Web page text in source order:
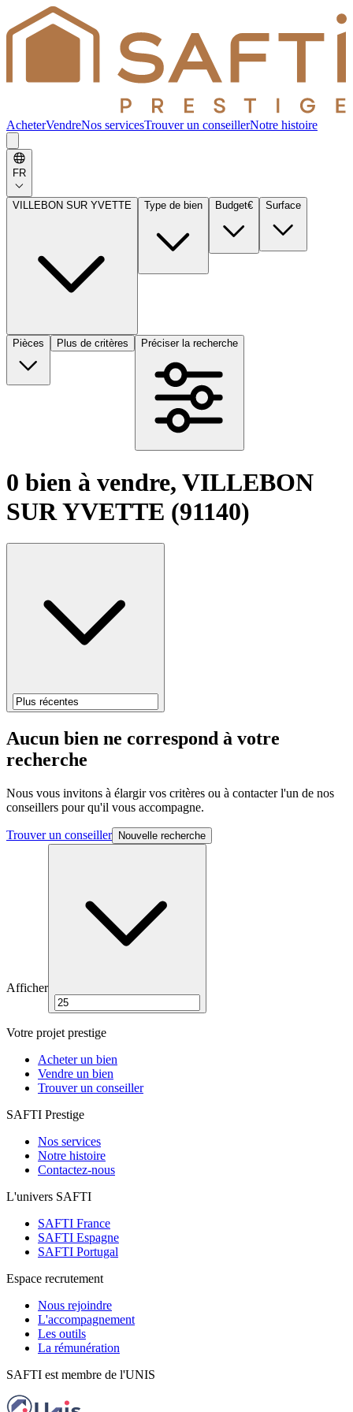
AcheterVendreNos servicesTrouver un conseillerNotre histoire
FR
VILLEBON SUR YVETTE Type de bien Budget€ Surface
Pièces Plus de critères Préciser la recherche
0 bien à vendre, VILLEBON
SUR YVETTE (91140)
Aucun bien ne correspond à votre
recherche
Nous vous invitons à élargir vos critères ou à contacter l'un de nos
conseillers pour qu'il vous accompagne.
Trouver un conseiller Nouvelle recherche
Afficher
Votre projet prestige
Acheter un bien
Vendre un bien
Trouver un conseiller
SAFTI Prestige
Nos services
Notre histoire
Contactez-nous
L'univers SAFTI
SAFTI France
SAFTI Espagne
SAFTI Portugal
Espace recrutement
Nous rejoindre
L'accompagnement
Les outils
La rémunération
SAFTI est membre de l'UNIS